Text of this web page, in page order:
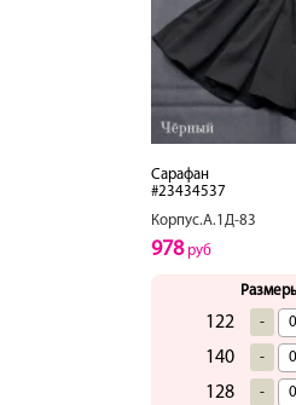
Сарафан
#23434537
Корпус.А.1Д-83
978руб
122 -
140 -
128 -